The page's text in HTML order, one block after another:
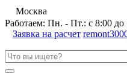
Москва
Работаем: Пн. - Пт.: с 8:00 до
Заявка на расчет